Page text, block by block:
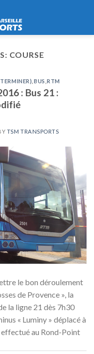
COURSE
BUS ,RTM
: Bus 21 :
TSM TRANSPORTS
le bon déroulement
de Provence », la
la ligne 21 dès 7h30
« Luminy » déplacé à
au Rond-Point